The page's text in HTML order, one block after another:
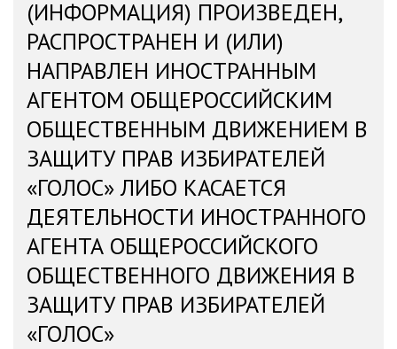
(ИНФОРМАЦИЯ) ПРОИЗВЕДЕН,
РАСПРОСТРАНЕН И (ИЛИ)
НАПРАВЛЕН ИНОСТРАННЫМ
АГЕНТОМ ОБЩЕРОССИЙСКИМ
ОБЩЕСТВЕННЫМ ДВИЖЕНИЕМ В
ЗАЩИТУ ПРАВ ИЗБИРАТЕЛЕЙ
«ГОЛОС» ЛИБО КАСАЕТСЯ
ДЕЯТЕЛЬНОСТИ ИНОСТРАННОГО
АГЕНТА ОБЩЕРОССИЙСКОГО
ОБЩЕСТВЕННОГО ДВИЖЕНИЯ В
ЗАЩИТУ ПРАВ ИЗБИРАТЕЛЕЙ
«ГОЛОС»